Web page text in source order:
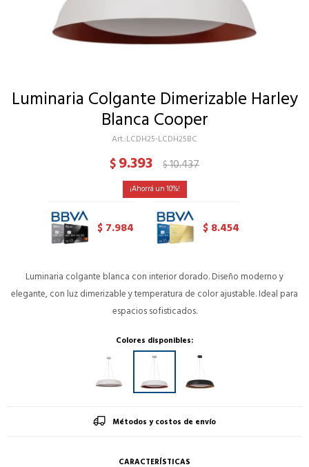
Luminaria Colgante Dimerizable Harley
Blanca Cooper
LCDH25-LCDH25BC
$9.393 $10.437
10
$ 7.984 $ 8.454
Luminaria colgante blanca con interior dorado. Diseño moderno y
elegante, con luz dimerizable y temperatura de color ajustable. Ideal para
espacios sofisticados.
Colores disponibles:
Métodos y costos de envío
CARACTERÍSTICAS